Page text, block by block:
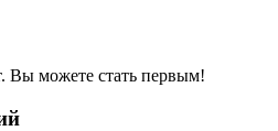
Вы можете стать первым!